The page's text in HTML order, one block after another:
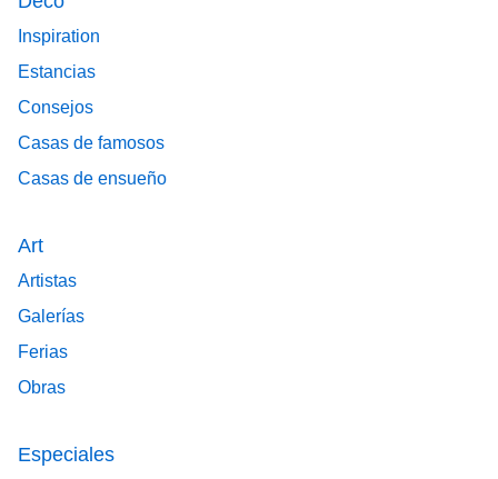
Inspiration
Estancias
Consejos
Casas de famosos
Casas de ensueño
Art
Artistas
Galerías
Ferias
Obras
Especiales